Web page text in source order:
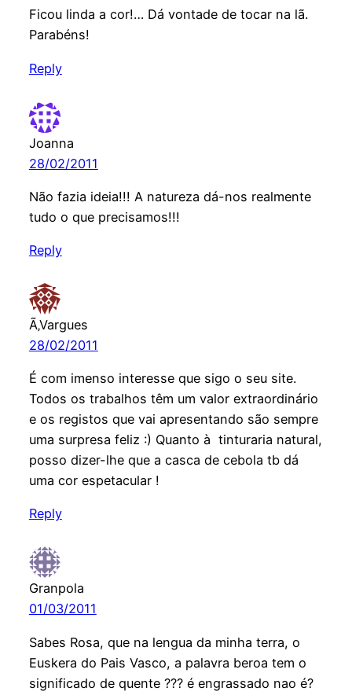
Ficou linda a cor!… Dá vontade de tocar na lã.
Parabéns!
Reply
Joanna
28/02/2011
Não fazia ideia!!! A natureza dá-nos realmente
tudo o que precisamos!!!
Reply
Ã‚Vargues
28/02/2011
É com imenso interesse que sigo o seu site.
Todos os trabalhos têm um valor extraordinário
e os registos que vai apresentando são sempre
uma surpresa feliz :) Quanto à tinturaria natural,
posso dizer-lhe que a casca de cebola tb dá
uma cor espetacular !
Reply
Granpola
01/03/2011
Sabes Rosa, que na lengua da minha terra, o
Euskera do Pais Vasco, a palavra beroa tem o
significado de quente ??? é engrassado nao é?